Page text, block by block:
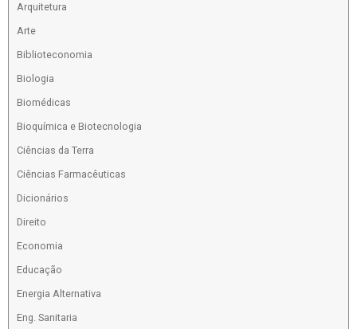
Arquitetura
Arte
Biblioteconomia
Biologia
Biomédicas
Bioquímica e Biotecnologia
Ciências da Terra
Ciências Farmacêuticas
Dicionários
Direito
Economia
Educação
Energia Alternativa
Eng. Sanitaria